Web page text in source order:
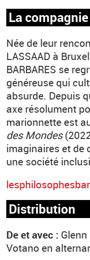
La compagnie
Née de leur
LASSAAD à
BARBARES se
généreuse qui
absurde. Depuis
axe résolument
marionnette est
des Mondes
imaginaires et de
une société
Distribution
De et avec :
Votano en